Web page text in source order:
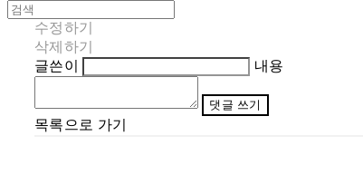
수정하기
삭제하기
글쓴이
내용
댓글 쓰기
목록으로 가기